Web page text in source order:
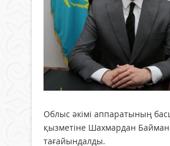
Облыс әкімі аппаратының
қызметіне Шахмардан
тағайындалды.